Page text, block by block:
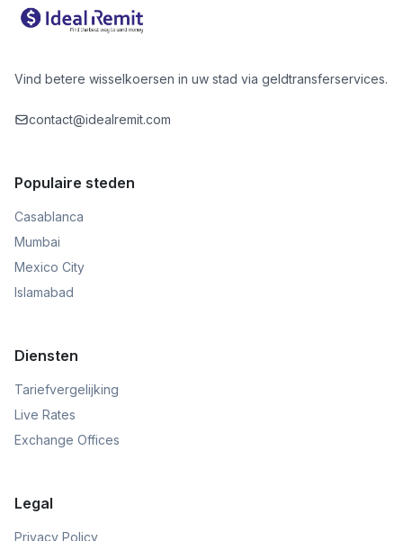
Vind betere wisselkoersen in uw stad via geldtransferservices.
contact@idealremit.com
Populaire steden
Casablanca
Mumbai
Mexico City
Islamabad
Diensten
Tariefvergelijking
Live Rates
Exchange Offices
Legal
Privacy Policy